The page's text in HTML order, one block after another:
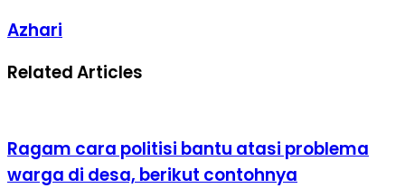
Azhari
Related Articles
Ragam cara politisi bantu atasi problema
warga di desa, berikut contohnya